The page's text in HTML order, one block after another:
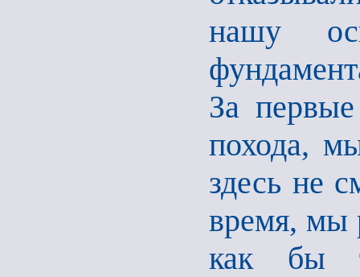
нашу
За
похода,
здесь не
время, мы
как бы